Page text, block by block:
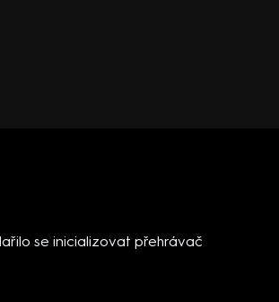
se inicializovat přehrávač